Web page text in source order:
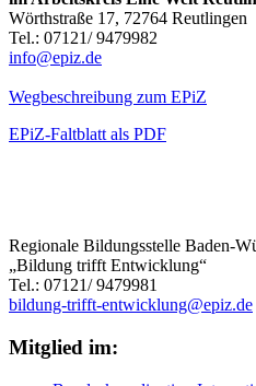
Wörthstraße 17, 72764 Reutlingen
Tel.: 07121/ 9479982
info@epiz.de
Wegbeschreibung zum EPiZ
EPiZ-Faltblatt als PDF
Regionale Bildungsstelle Baden-
„Bildung trifft Entwicklung“
Tel.: 07121/ 9479981
bildung-trifft-entwicklung@epiz.de
Mitglied im: